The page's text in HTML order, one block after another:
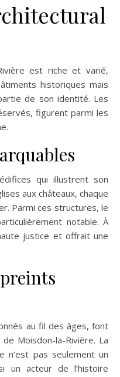
est riche et varié,
historiques mais
de son identité. Les
figurent parmi les
qui illustrent son
aux châteaux, chaque
Parmi ces structures, le
notable. À
justice et offrait une
au fil des âges, font
Moisdon-la-Rivière. La
n’est pas seulement un
un acteur de l’histoire